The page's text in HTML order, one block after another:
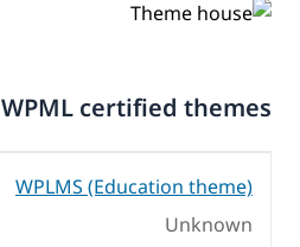
WPML certified themes
WPLMS (Education theme)
Unknown